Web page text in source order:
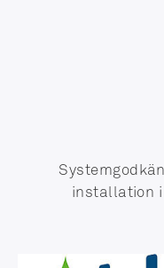
installation i